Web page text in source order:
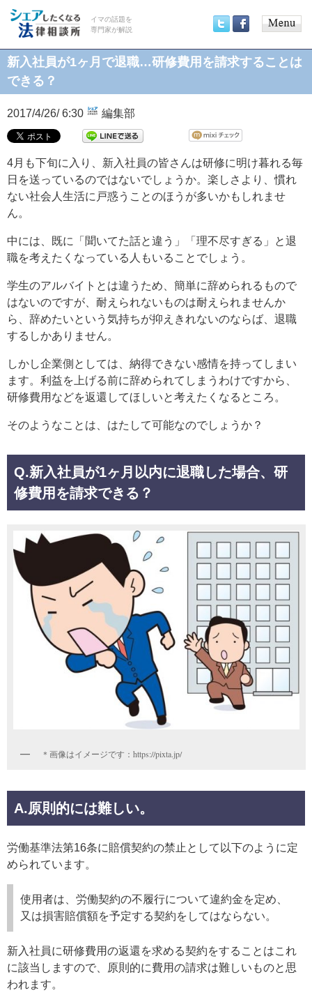
イマの話題を
専門家が解説
menu
新入社員が1ヶ月で退職…研修費用を請求することは
できる？
2017/4/26/ 6:30 編集部
4月も下旬に入り、新入社員の皆さんは研修に明け暮れる毎
日を送っているのではないでしょうか。楽しさより、慣れ
ない社会人生活に戸惑うことのほうが多いかもしれませ
ん。
中には、既に「聞いてた話と違う」「理不尽すぎる」と退
職を考えたくなっている人もいることでしょう。
学生のアルバイトとは違うため、簡単に辞められるもので
はないのですが、耐えられないものは耐えられませんか
ら、辞めたいという気持ちが抑えきれないのならば、退職
するしかありません。
しかし企業側としては、納得できない感情を持ってしまい
ます。利益を上げる前に辞められてしまうわけですから、
研修費用などを返還してほしいと考えたくなるところ。
そのようなことは、はたして可能なのでしょうか？
Q.新入社員が1ヶ月以内に退職した場合、研
修費用を請求できる？
＊画像はイメージです：https://pixta.jp/
A.原則的には難しい。
労働基準法第16条に賠償契約の禁止として以下のように定
められています。
使用者は、労働契約の不履行について違約金を定め、
又は損害賠償額を予定する契約をしてはならない。
新入社員に研修費用の返還を求める契約をすることはこれ
に該当しますので、原則的に費用の請求は難しいものと思
われます。